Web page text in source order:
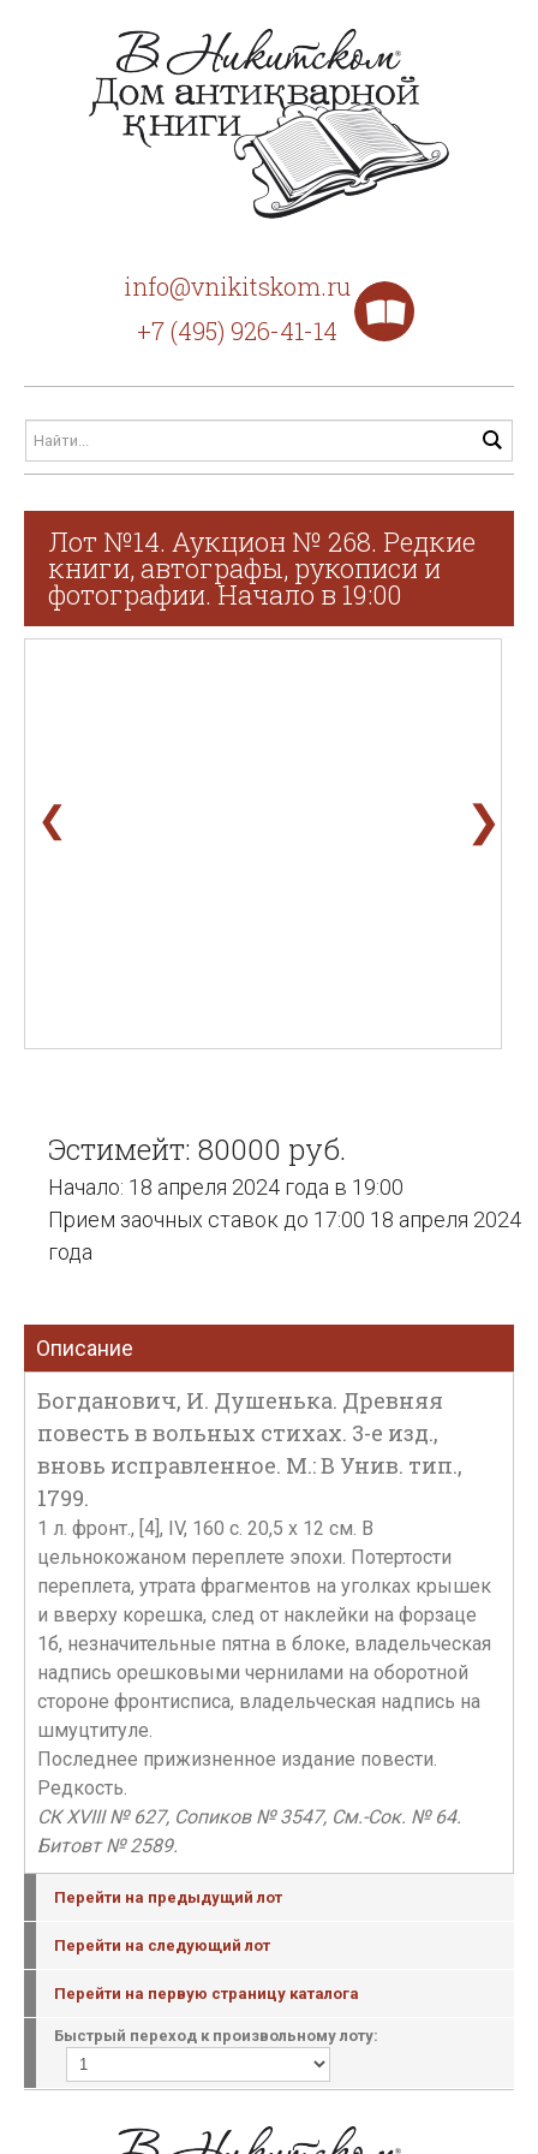
info@vnikitskom.ru
+7 (495) 926-41-14
Лот №14. Аукцион № 268. Редкие
книги, автографы, рукописи и
фотографии. Начало в 19:00
❮ ❯
Эстимейт: 80000 руб.
Начало: 18 апреля 2024 года в 19:00
Прием заочных ставок до 17:00 18 апреля 2024
года
Описание
Богданович, И. Душенька. Древняя
повесть в вольных стихах. 3-е изд.,
вновь исправленное. М.: В Унив. тип.,
1799.
1 л. фронт., [4], IV, 160 с. 20,5 х 12 см. В
цельнокожаном переплете эпохи. Потертости
переплета, утрата фрагментов на уголках крышек
и вверху корешка, след от наклейки на форзаце
1б, незначительные пятна в блоке, владельческая
надпись орешковыми чернилами на оборотной
стороне фронтисписа, владельческая надпись на
шмуцтитуле.
Последнее прижизненное издание повести.
Редкость.
СК XVIII № 627, Сопиков № 3547, См.-Сок. № 64.
Битовт № 2589.
Перейти на предыдущий лот
Перейти на следующий лот
Перейти на первую страницу каталога
Быстрый переход к произвольному лоту: